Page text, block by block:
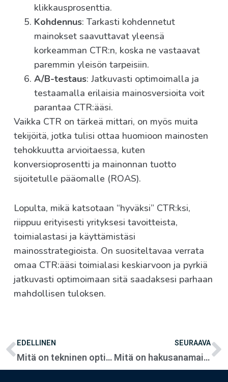
klikkausprosenttia.
Kohdennus: Tarkasti kohdennetut
mainokset saavuttavat yleensä
korkeamman CTR:n, koska ne vastaavat
paremmin yleisön tarpeisiin.
A/B-testaus: Jatkuvasti optimoimalla ja
testaamalla erilaisia mainosversioita voit
parantaa CTR:ääsi.
Vaikka CTR on tärkeä mittari, on myös muita
tekijöitä, jotka tulisi ottaa huomioon mainosten
tehokkuutta arvioitaessa, kuten
konversioprosentti ja mainonnan tuotto
sijoitetulle pääomalle (ROAS).
Lopulta, mikä katsotaan “hyväksi” CTR:ksi,
riippuu erityisesti yrityksesi tavoitteista,
toimialastasi ja käyttämistäsi
mainosstrategioista. On suositeltavaa verrata
omaa CTR:ääsi toimialasi keskiarvoon ja pyrkiä
jatkuvasti optimoimaan sitä saadaksesi parhaan
mahdollisen tuloksen.
EDELLINEN
Mitä on tekninen optimointi
SEURAAVA
Mitä on hakusanamainonta?